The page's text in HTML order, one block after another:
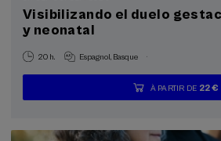
Visibilizando el duelo
y neonatal
20 h. Espagnol Basque .
...
À PARTIR DE 22 €
Dernières
places
Gratuit
Date
passée
Liste
d'attente
Période